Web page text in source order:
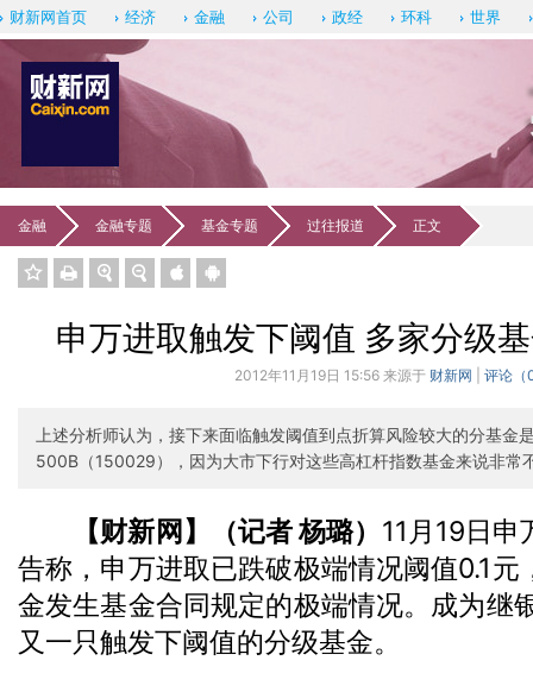
财新网首页 经济 金融 公司 政经 环科 世界
金融 金融专题 基金专题 过往报道 正文
申万进取触发下阈值 多家分级
2012年11月19日 15:56 来源于 财新网 评论（
上述分析师认为，接下来面临触发阈值到点折算风险较大的分基金
500B（150029），因为大市下行对这些高杠杆指数基金来说非常
【财新网】（记者 杨璐） 11月19日
告称，申万进取已跌破极端情况阈值0.1元
金发生基金合同规定的极端情况。成为继
又一只触发下阈值的分级基金。